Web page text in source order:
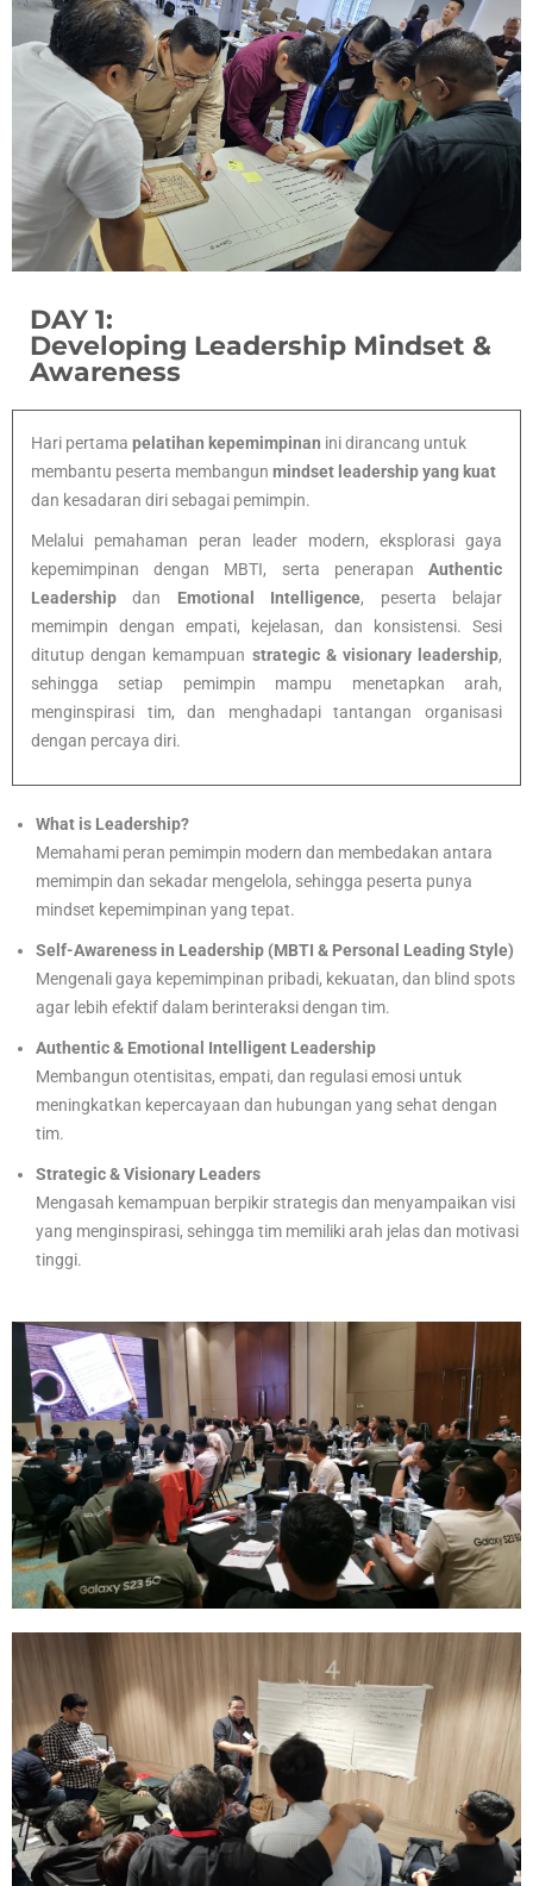
DAY 1:
Developing Leadership Mindset &
Awareness
Hari pertama pelatihan kepemimpinan ini dirancang untuk
membantu peserta membangun mindset leadership yang kuat
dan kesadaran diri sebagai pemimpin.
Melalui pemahaman peran leader modern, eksplorasi gaya
kepemimpinan dengan MBTI, serta penerapan Authentic
Leadership dan Emotional Intelligence, peserta belajar
memimpin dengan empati, kejelasan, dan konsistensi. Sesi
ditutup dengan kemampuan strategic & visionary leadership,
sehingga setiap pemimpin mampu menetapkan arah,
menginspirasi tim, dan menghadapi tantangan organisasi
dengan percaya diri.
What is Leadership?
Memahami peran pemimpin modern dan membedakan antara
memimpin dan sekadar mengelola, sehingga peserta punya
mindset kepemimpinan yang tepat.
Self-Awareness in Leadership (MBTI & Personal Leading Style)
Mengenali gaya kepemimpinan pribadi, kekuatan, dan blind spots
agar lebih efektif dalam berinteraksi dengan tim.
Authentic & Emotional Intelligent Leadership
Membangun otentisitas, empati, dan regulasi emosi untuk
meningkatkan kepercayaan dan hubungan yang sehat dengan
tim.
Strategic & Visionary Leaders
Mengasah kemampuan berpikir strategis dan menyampaikan visi
yang menginspirasi, sehingga tim memiliki arah jelas dan motivasi
tinggi.